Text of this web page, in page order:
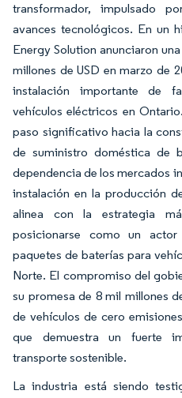
transformador, impulsado
avances tecnológicos. En un
Energy Solution anunciaron
millones de USD en marzo de
instalación importante de
vehículos eléctricos en
paso significativo hacia la
de suministro doméstica de
dependencia de los mercados
instalación en la producción
alinea con la estrategia
posicionarse como un
paquetes de baterías para
Norte. El compromiso del
su promesa de 8 mil millones
de vehículos de cero
que demuestra un fuerte
transporte sostenible.
La industria está siendo